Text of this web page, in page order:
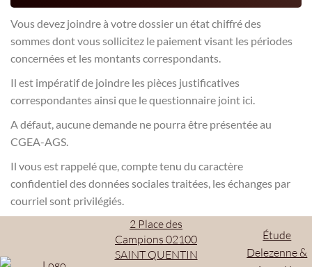
Vous devez joindre à votre dossier un état chiffré des
sommes dont vous sollicitez le paiement visant les périodes
concernées et les montants correspondants.
Il est impératif de joindre les pièces justificatives
correspondantes ainsi que le questionnaire joint ici.
A défaut, aucune demande ne pourra être présentée au
CGEA-AGS.
Il vous est rappelé que, compte tenu du caractère
confidentiel des données sociales traitées, les échanges par
courriel sont privilégiés.
2 Place des
Campions 02100
SAINT QUENTIN
Étude
Delezenne &